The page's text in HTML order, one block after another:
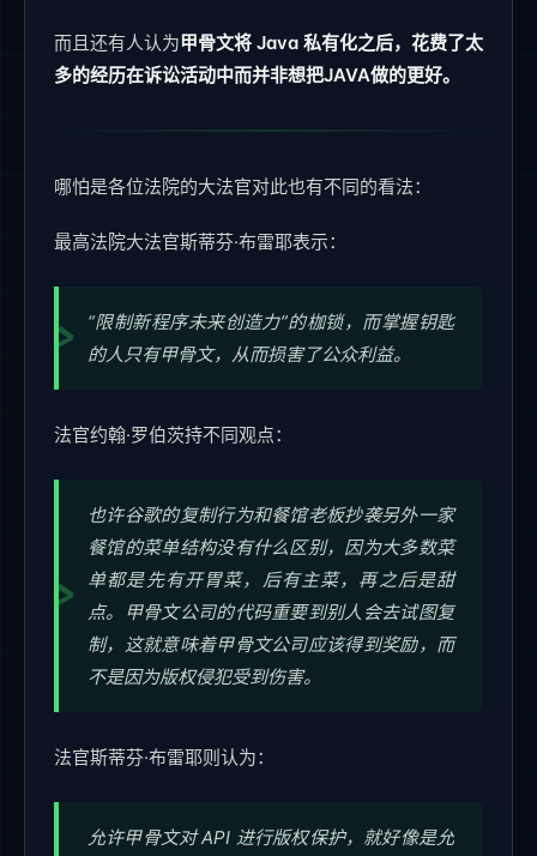
而且还有人认为甲骨文将 Java 私有化之后，花费了太
多的经历在诉讼活动中而并非想把JAVA做的更好。
哪怕是各位法院的大法官对此也有不同的看法：
最高法院大法官斯蒂芬·布雷耶表示：
“限制新程序未来创造力”的枷锁，而掌握钥匙
的人只有甲骨文，从而损害了公众利益。
法官约翰·罗伯茨持不同观点：
也许谷歌的复制行为和餐馆老板抄袭另外一家
餐馆的菜单结构没有什么区别，因为大多数菜
单都是先有开胃菜，后有主菜，再之后是甜
点。甲骨文公司的代码重要到别人会去试图复
制，这就意味着甲骨文公司应该得到奖励，而
不是因为版权侵犯受到伤害。
法官斯蒂芬·布雷耶则认为：
允许甲骨文对 API 进行版权保护，就好像是允